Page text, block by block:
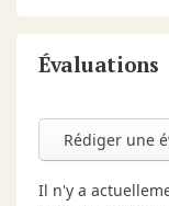
Évaluations
Rédiger une
Il n'y a